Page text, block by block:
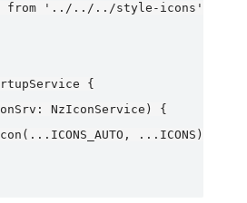
} from '../../../style-icons';
{
NzIconService) {
...ICONS);